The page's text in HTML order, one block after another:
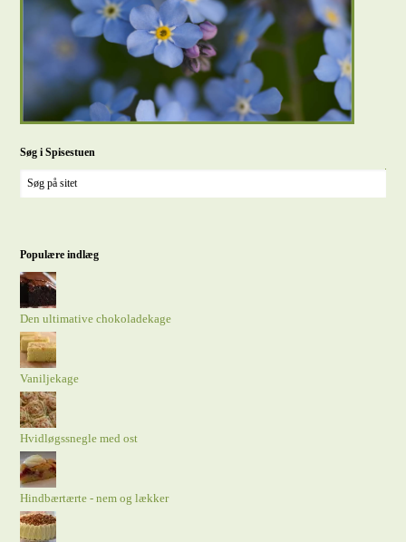
Søg i Spisestuen
Populære indlæg
Den ultimative chokoladekage
Vaniljekage
Hvidløgssnegle med ost
Hindbærtærte - nem og lækker